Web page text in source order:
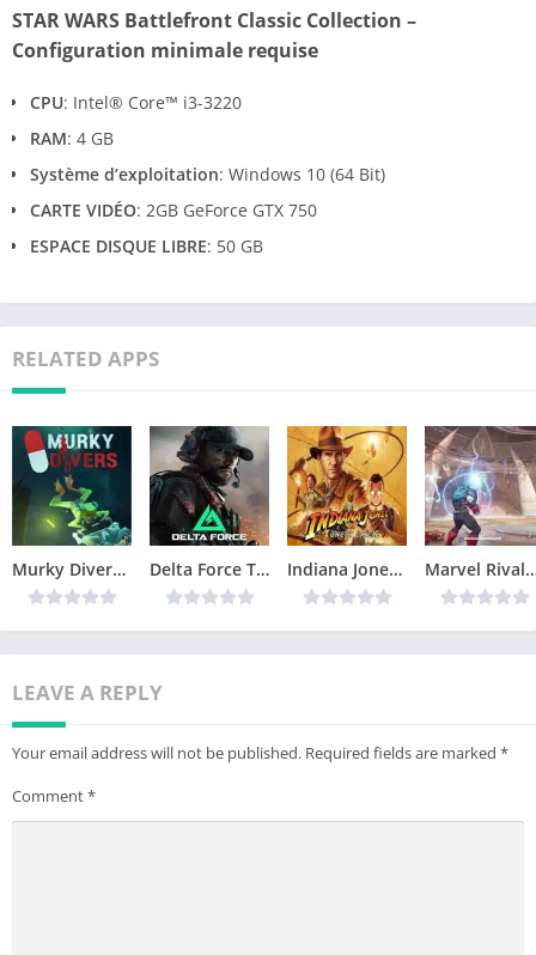
STAR WARS Battlefront Classic Collection –
Configuration minimale requise
CPU: Intel® Core™ i3-3220
RAM: 4 GB
Système d’exploitation: Windows 10 (64 Bit)
CARTE VIDÉO: 2GB GeForce GTX 750
ESPACE DISQUE LIBRE: 50 GB
RELATED APPS
Murky Divers Télécharger jeu PC Delta Force Télécharger jeu PC Indiana Jones and the Great Circle Télécharger jeu PC Marvel Rivals
LEAVE A REPLY
Your email address will not be published. Required fields are marked *
Comment*